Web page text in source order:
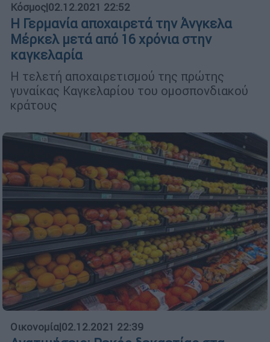
Κόσμος|02.12.2021 22:52
Η Γερμανία αποχαιρετά την Άνγκελα
Μέρκελ μετά από 16 χρόνια στην
καγκελαρία
Η τελετή αποχαιρετισμού της πρώτης
γυναίκας Καγκελαρίου του ομοσπονδιακού
κράτους
Οικονομία|02.12.2021 22:39